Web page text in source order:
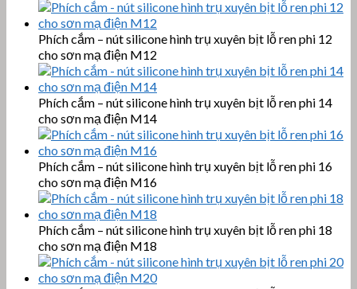
Phích cắm – nút silicone hình trụ xuyên bịt lỗ ren phi 12
cho sơn mạ điện M12
Phích cắm – nút silicone hình trụ xuyên bịt lỗ ren phi 14
cho sơn mạ điện M14
Phích cắm – nút silicone hình trụ xuyên bịt lỗ ren phi 16
cho sơn mạ điện M16
Phích cắm – nút silicone hình trụ xuyên bịt lỗ ren phi 18
cho sơn mạ điện M18